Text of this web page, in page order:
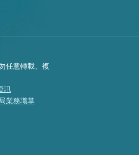
任意轉載、複
訊
業務職掌